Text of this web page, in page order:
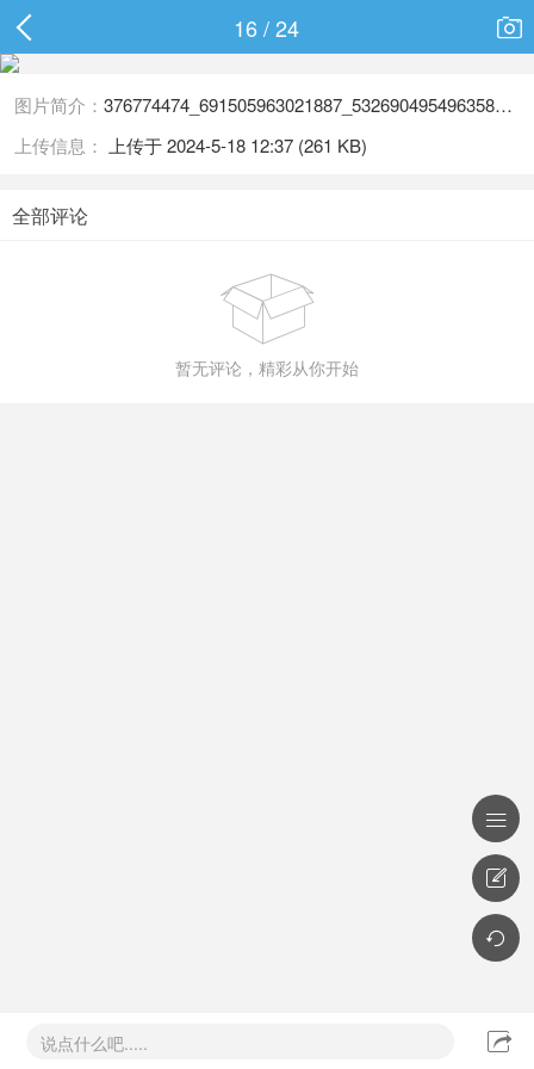
16 / 24 
图片简介： 376774474_691505963021887_5326904954963583431_n
上传信息：
上传于 2024-5-18 12:37 (261 KB)
全部评论

暂无评论，精彩从你开始
说点什么吧..... 


